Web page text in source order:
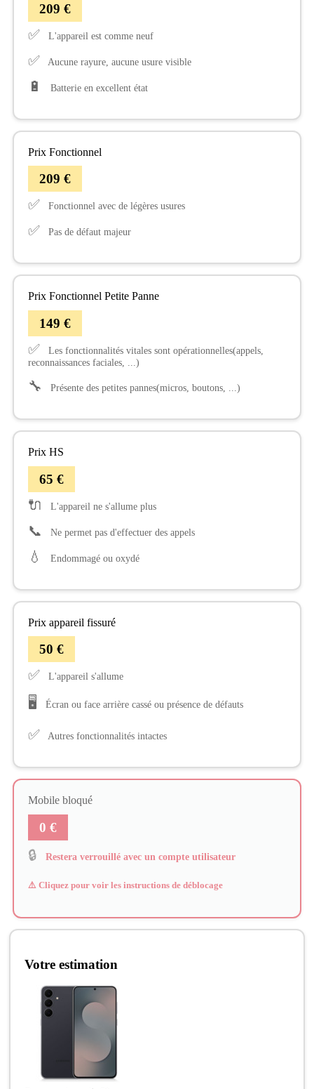
209 €
✅ L'appareil est comme neuf
✅ Aucune rayure, aucune usure visible
🔋 Batterie en excellent état
Prix Fonctionnel
209 €
✅ Fonctionnel avec de légères usures
✅ Pas de défaut majeur
Prix Fonctionnel Petite Panne
149 €
✅
Les fonctionnalités vitales sont opérationnelles(appels,
reconnaissances faciales, ...)
🔧 Présente des petites pannes(micros, boutons, ...)
Prix HS
65 €
🔌 L'appareil ne s'allume plus
📞 Ne permet pas d'effectuer des appels
💧 Endommagé ou oxydé
Prix appareil fissuré
50 €
✅ L'appareil s'allume
🖥️ Écran ou face arrière cassé ou présence de défauts
✅ Autres fonctionnalités intactes
Mobile bloqué
0 €
🔒 Restera verrouillé avec un compte utilisateur
⚠️ Cliquez pour voir les instructions de déblocage
Votre estimation